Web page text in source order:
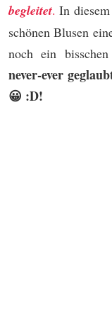
begleitet. In
schönen Blusen
noch ein
never-ever
😀 :D!